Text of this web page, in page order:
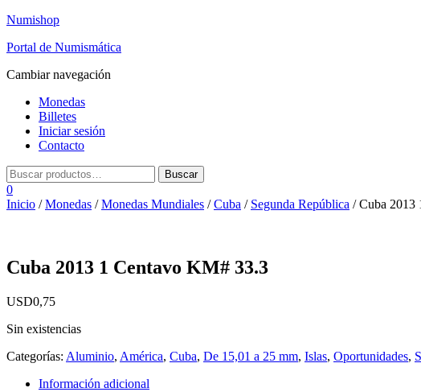
Numishop
Portal de Numismática
Cambiar navegación
Monedas
Billetes
Iniciar sesión
Contacto
0
Inicio /Monedas /Monedas Mundiales /Cuba / Segunda República / Cuba 2013
Cuba 2013 1 Centavo KM# 33.3
USD0,75
Sin existencias
Categorías: Aluminio, América, Cuba, De 15,01 a 25 mm, Islas, Oportunidades,
Información adicional